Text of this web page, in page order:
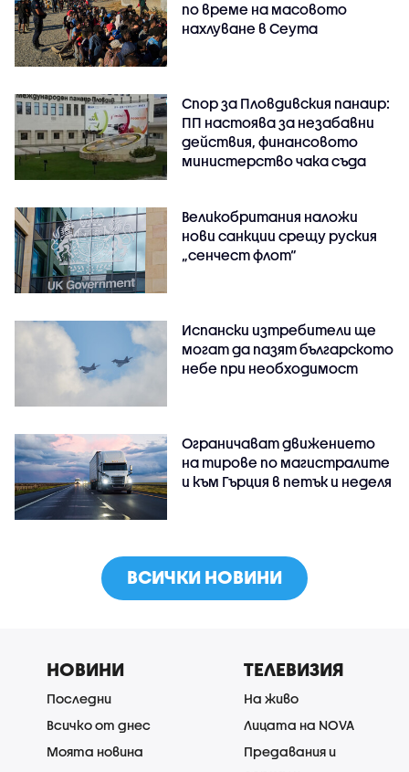
по време на масовото
нахлуване в Сеута
Спор за Пловдивския панаир:
ПП настоява за незабавни
действия, финансовото
министерство чака съда
Великобритания наложи
нови санкции срещу руския
„сенчест флот“
Испански изтребители ще
могат да пазят българското
небе при необходимост
Ограничават движението
на тирове по магистралите
и към Гърция в петък и неделя
ВСИЧКИ НОВИНИ
НОВИНИ
Последни
Всичко от днес
Моята новина
ТЕЛЕВИЗИЯ
На живо
Лицата на NOVA
Предавания и